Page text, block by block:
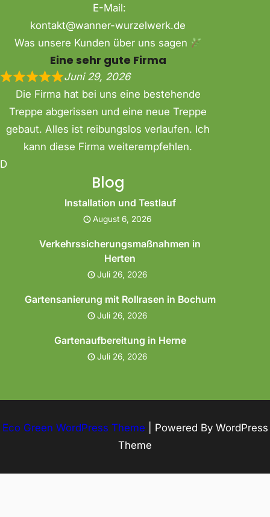
E-Mail:
kontakt@wanner-wurzelwerk.de
Was unsere Kunden über uns sagen
Eine sehr gute Firma
Juni 29, 2026
Die Firma hat bei uns eine bestehende
Treppe abgerissen und eine neue Treppe
gebaut. Alles ist reibungslos verlaufen. Ich
kann diese Firma weiterempfehlen.
D
Blog
Installation und Testlauf
August 6, 2026
Verkehrssicherungsmaßnahmen in
Herten
Juli 26, 2026
Gartensanierung mit Rollrasen in Bochum
Juli 26, 2026
Gartenaufbereitung in Herne
Juli 26, 2026
Eco Green WordPress Theme | Powered By WordPress
Theme